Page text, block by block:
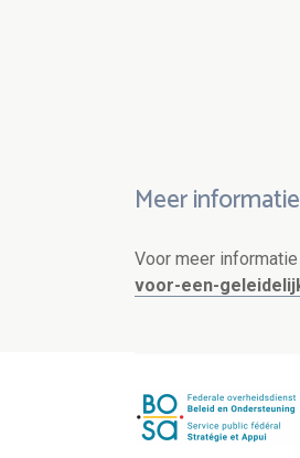
Meer informatie
Voor meer
voor-een-